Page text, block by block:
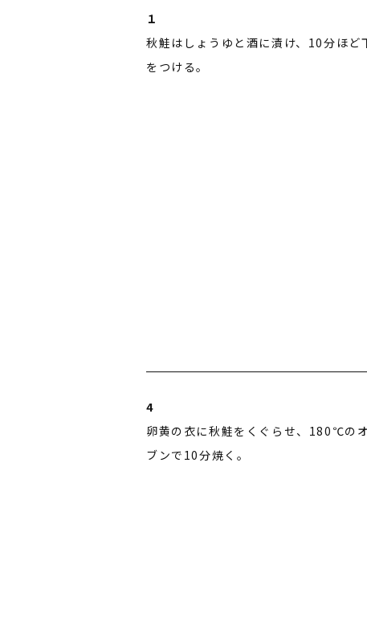
１
秋鮭はしょうゆと酒に漬け、10分ほど
をつける。
4
卵黄の衣に秋鮭をくぐらせ、180℃の
ブンで10分焼く。